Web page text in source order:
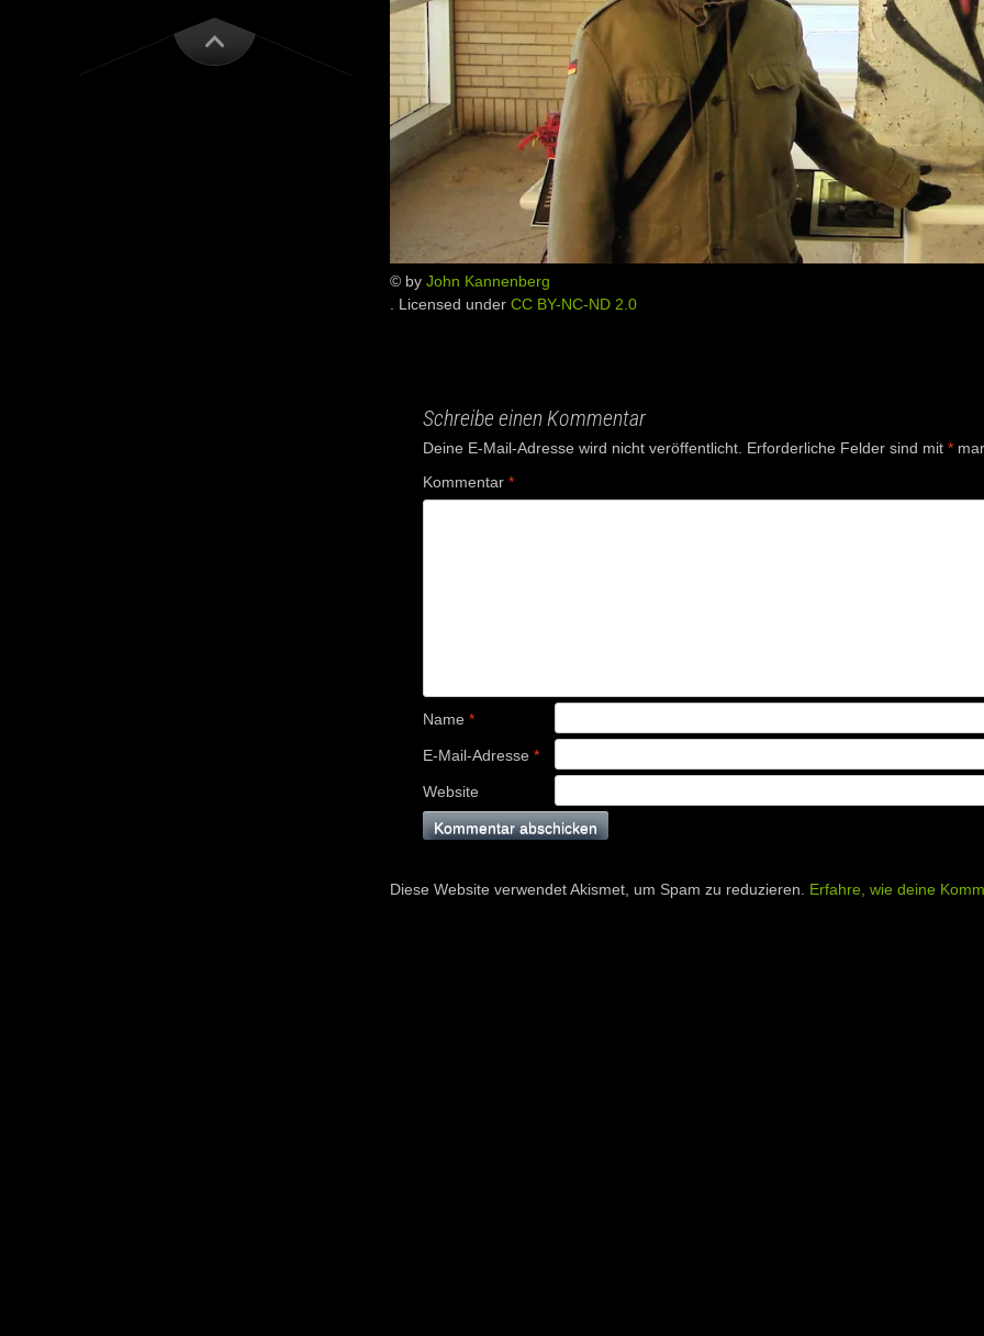
© by John Kannenberg
. Licensed under CC BY-NC-ND 2.0
Schreibe einen Kommentar
Deine E-Mail-Adresse wird nicht veröffentlicht. Erforderliche Felder sind mit *
Kommentar *
Name *
E-Mail-Adresse *
Website
Diese Website verwendet Akismet, um Spam zu reduzieren. Erfahre, wie deine